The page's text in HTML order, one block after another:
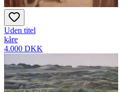
Uden titel
kåre
4.000 DKK